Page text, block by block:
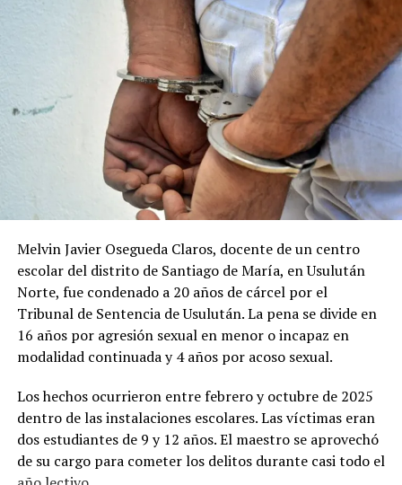
Facebook X
Melvin Javier Osegueda Claros, docente de un centro
escolar del distrito de Santiago de María, en Usulután
Norte, fue condenado a 20 años de cárcel por el
Tribunal de Sentencia de Usulután. La pena se divide en
16 años por agresión sexual en menor o incapaz en
modalidad continuada y 4 años por acoso sexual.
Los hechos ocurrieron entre febrero y octubre de 2025
dentro de las instalaciones escolares. Las víctimas eran
dos estudiantes de 9 y 12 años. El maestro se aprovechó
de su cargo para cometer los delitos durante casi todo el